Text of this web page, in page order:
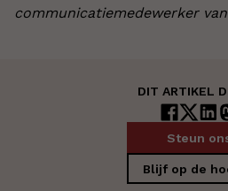
communicatiemedewerker van
DIT ARTIKEL
Steun
Blijf op de